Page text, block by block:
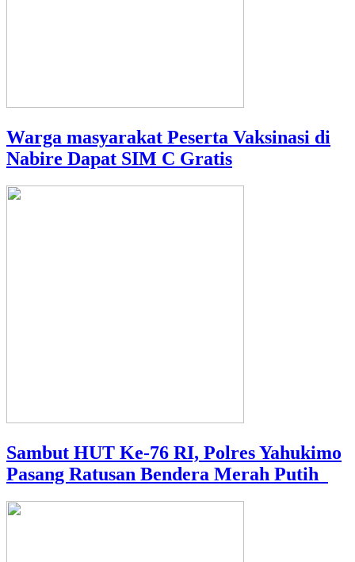
Warga masyarakat Peserta Vaksinasi di
Nabire Dapat SIM C Gratis
Sambut HUT Ke-76 RI, Polres Yahukimo
Pasang Ratusan Bendera Merah Putih